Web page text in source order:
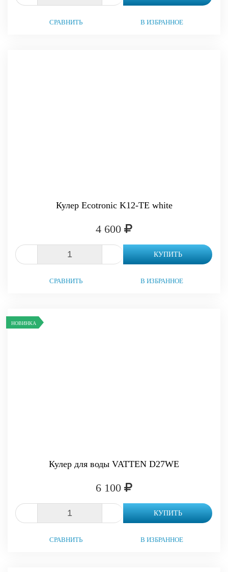
СРАВНИТЬ В ИЗБРАННОЕ
Кулер Ecotronic K12-TE white
4 600
КУПИТЬ
СРАВНИТЬ В ИЗБРАННОЕ
НОВИНКА
Кулер для воды VATTEN D27WE
6 100
КУПИТЬ
СРАВНИТЬ В ИЗБРАННОЕ